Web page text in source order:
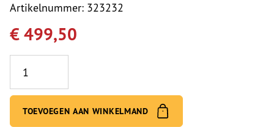
Artikelnummer: 323232
€ 499,50
TOEVOEGEN AAN WINKELMAND